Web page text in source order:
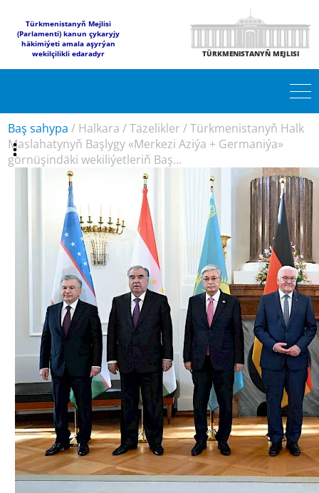
Türkmenistanyň Mejlisi
(Parlamenti) kanun çykaryjy
häkimiýeti amala aşyrýan
wekilçilikli edaradyr
TÜRKMENISTANYŇ MEJLISI
Baş sahypa / Halkara /Täzelikler /Türkmenistanyň Halk
Maslahatynyň Başlygy «Merkezi Aziýa + Germaniýa»
görnüşindäki wekiliýetleriň Baş...